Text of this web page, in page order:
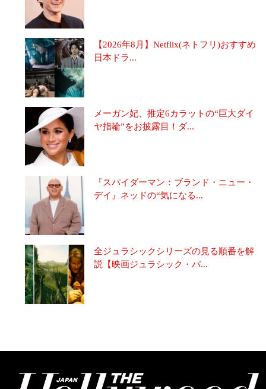
【2026年8月】Netflix(ネトフリ)おすすめ
日本ドラ...
メーガン妃、推定6カラットの“巨大ダイ
ヤ指輪”をお披露目！ダ...
『スパイダーマン：ブランド・ニュー・
デイ』ネッドの“気になる...
全ジュラシックシリーズの見る順番を解
説【映画ジュラシック・パ...